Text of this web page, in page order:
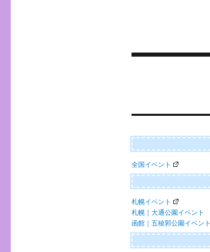
ゲ
ー
シ
ョ
ン
全国イベント
札幌イベント
札幌｜大通公園イベント
函館｜五稜郭公園イベント